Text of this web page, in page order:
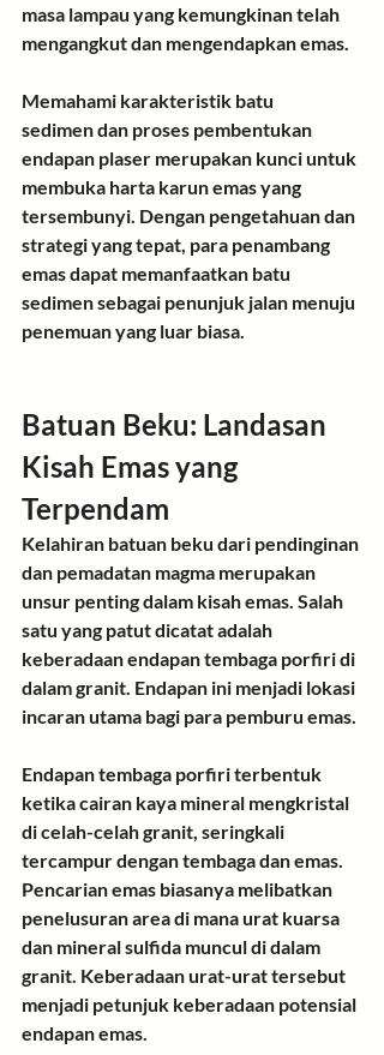
masa lampau yang kemungkinan telah
mengangkut dan mengendapkan emas.
Memahami karakteristik batu
sedimen dan proses pembentukan
endapan plaser merupakan kunci untuk
membuka harta karun emas yang
tersembunyi. Dengan pengetahuan dan
strategi yang tepat, para penambang
emas dapat memanfaatkan batu
sedimen sebagai penunjuk jalan menuju
penemuan yang luar biasa.
Batuan Beku: Landasan
Kisah Emas yang
Terpendam
Kelahiran batuan beku dari pendinginan
dan pemadatan magma merupakan
unsur penting dalam kisah emas. Salah
satu yang patut dicatat adalah
keberadaan endapan tembaga porfiri di
dalam granit. Endapan ini menjadi lokasi
incaran utama bagi para pemburu emas.
Endapan tembaga porfiri terbentuk
ketika cairan kaya mineral mengkristal
di celah-celah granit, seringkali
tercampur dengan tembaga dan emas.
Pencarian emas biasanya melibatkan
penelusuran area di mana urat kuarsa
dan mineral sulfida muncul di dalam
granit. Keberadaan urat-urat tersebut
menjadi petunjuk keberadaan potensial
endapan emas.